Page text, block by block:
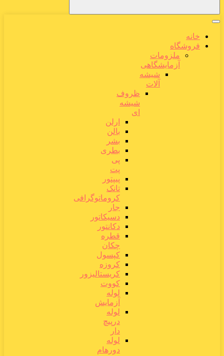
خانه
فروشگاه
ملزومات
آزمایشگاهی
شیشه
آلات
ظروف
شیشه
ای
ارلن
بالن
بشر
بطری
پی
پت
پیپتور
تانک
کروماتوگرافی
جار
دسیکاتور
دکانتور
قطره
چکان
کپسول
کروزه
کریستالیزور
کووت
لوله
آزمایش
لوله
درپیچ
دار
لوله
دورهام